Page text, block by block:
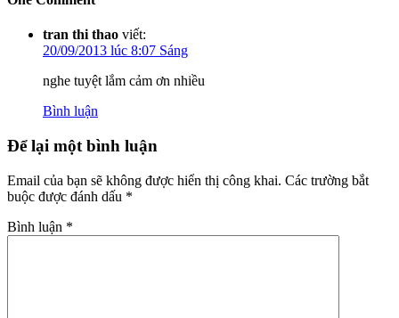
tran thi thao viết:
20/09/2013 lúc 8:07 Sáng
nghe tuyệt lắm cảm ơn nhiều
Bình luận
Để lại một bình luận
Email của bạn sẽ không được hiển thị công khai. Các trường bắt
buộc được đánh dấu *
Bình luận *